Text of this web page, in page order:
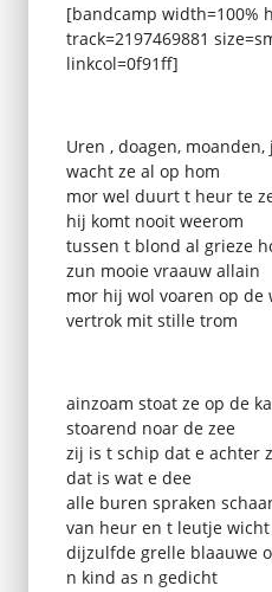
[bandcamp width=100%
track=2197469881
linkcol=0f91ff]
Uren , doagen, moanden,
wacht ze al op hom
mor wel duurt t heur te
hij komt nooit weerom
tussen t blond al grieze
zun mooie vraauw allain
mor hij wol voaren op de
vertrok mit stille trom
ainzoam stoat ze op de
stoarend noar de zee
zij is t schip dat e achter
dat is wat e dee
alle buren spraken
van heur en t leutje wicht
dijzulfde grelle blaauwe
n kind as n gedicht